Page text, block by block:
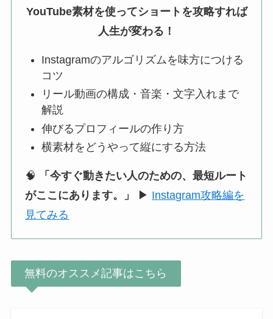
YouTube素材を使ってショートを攻略すれば
人生が変わる！
Instagramのアルゴリズムを味方につける
コツ
リール動画の構成・音楽・文字入れまで
解説
伸びるプロフィールの作り方
横素材をどうやって縦にする方法
🧠
「今すぐ動きたい人のための、最短ルート
がここにあります。」
▶ Instagram攻略編を
見てみる
無料のオススメ記事はこちら